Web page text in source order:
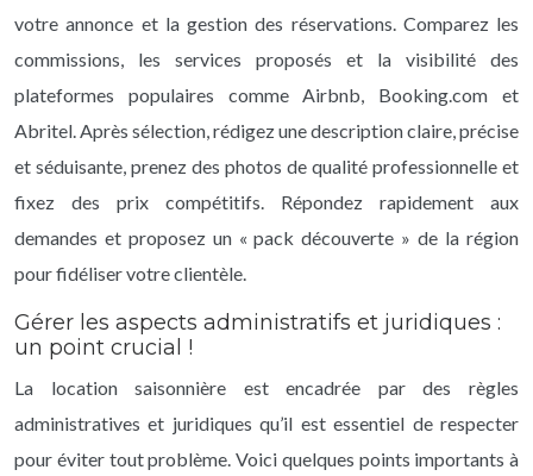
votre annonce et la gestion des réservations. Comparez les
commissions, les services proposés et la visibilité des
plateformes populaires comme Airbnb, Booking.com et
Abritel. Après sélection, rédigez une description claire, précise
et séduisante, prenez des photos de qualité professionnelle et
fixez des prix compétitifs. Répondez rapidement aux
demandes et proposez un « pack découverte » de la région
pour fidéliser votre clientèle.
Gérer les aspects administratifs et juridiques :
un point crucial !
La location saisonnière est encadrée par des règles
administratives et juridiques qu’il est essentiel de respecter
pour éviter tout problème. Voici quelques points importants à